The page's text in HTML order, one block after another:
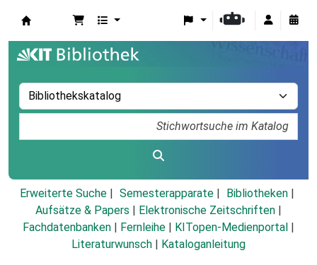
Erweiterte Suche Semesterapparate
Bibliotheken
Aufsätze & Papers
Elektronische Zeitschriften
Fachdatenbanken
Fernleihe KITopen-Medienportal
Literaturwunsch
Kataloganleitung